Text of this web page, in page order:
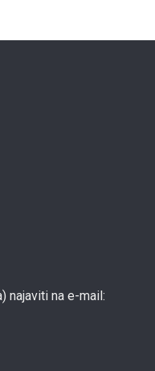
najaviti na e-mail: